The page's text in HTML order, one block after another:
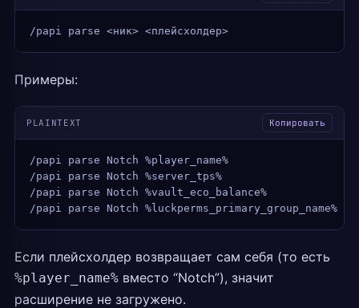
/papi parse <ник> <плейсхолдер>
Примеры:
PLAINTEXT Копировать
/papi parse Notch %player_name%
/papi parse Notch %server_tps%
/papi parse Notch %vault_eco_balance%
/papi parse Notch %luckperms_primary_group_name%
Если плейсхолдер возвращает сам себя (то есть
%player_name% вместо “Notch”), значит
расширение не загружено.